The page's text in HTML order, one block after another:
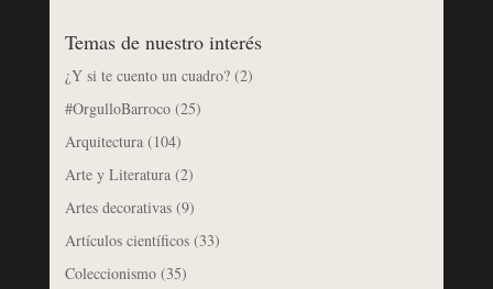
Temas de nuestro interés
¿Y si te cuento un cuadro?(2)
#OrgulloBarroco(25)
Arquitectura(104)
Arte y Literatura(2)
Artes decorativas(9)
Artículos científicos(33)
Coleccionismo(35)